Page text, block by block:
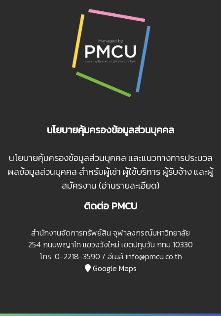
นโยบายคุ้มครองข้อมูลส่วนบุคคล
นโยบายคุ้มครองข้อมูลส่วนบุคคล และแนวทางการประมวล
ผลข้อมูลส่วนบุคคล สำหรับผู้เช่า ผู้ใช้บริการ ผู้รับจ้าง และผู้
สมัครงาน (อ่านรายละเอียด)
ติดต่อ PMCU
สํานักงานจัดการทรัพย์สิน จุฬาลงกรณ์มหาวิทยาลัย
254 ถนนพญาไท แขวงวังใหม่ เขตปทุมวัน กทม 10330
โทร. 0-2218-3590 / อีเมล์ info@pmcu.co.th
Google Maps